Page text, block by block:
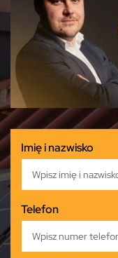
Imię i nazwisko
Telefon